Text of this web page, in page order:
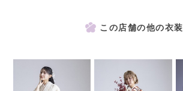
この店舗の他の衣装